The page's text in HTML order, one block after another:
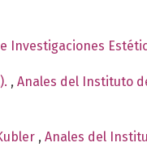
Investigaciones
, Anales del Instituto
, Anales del